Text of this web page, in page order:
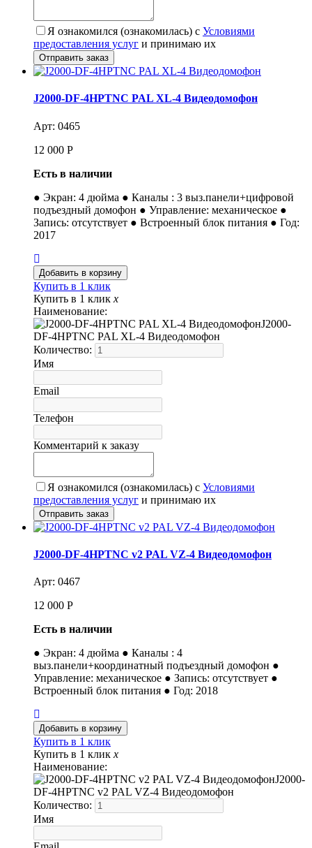
Я ознакомился (ознакомилась) с Условиями
предоставления услуг и принимаю их
J2000-DF-4HPTNC PAL XL-4 Видеодомофон
Арт: 0465
12 000 Р
Есть в наличии
● Экран: 4 дюйма ● Каналы : 3 выз.панели+цифровой
подъездный домофон ● Управление: механическое ●
Запись: отсутствует ● Встроенный блок питания ● Год:
2017
Купить в 1 клик
Купить в 1 клик x
Наименование:
J2000-
DF-4HPTNC PAL XL-4 Видеодомофон
Количество:
Имя
Email
Телефон
Комментарий к заказу
Я ознакомился (ознакомилась) с Условиями
предоставления услуг и принимаю их
J2000-DF-4HPTNC v2 PAL VZ-4 Видеодомофон
Арт: 0467
12 000 Р
Есть в наличии
● Экран: 4 дюйма ● Каналы : 4
выз.панели+координатный подъездный домофон ●
Управление: механическое ● Запись: отсутствует ●
Встроенный блок питания ● Год: 2018
Купить в 1 клик
Купить в 1 клик x
Наименование:
J2000-
DF-4HPTNC v2 PAL VZ-4 Видеодомофон
Количество:
Имя